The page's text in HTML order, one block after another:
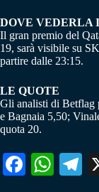
DOVE VEDERLA
Il gran premio del
19, sarà visibile su
partire dalle 23:15.
LE QUOTE
Gli analisti di Betflag
e Bagnaia 5,50;
quota 20.
Fa W